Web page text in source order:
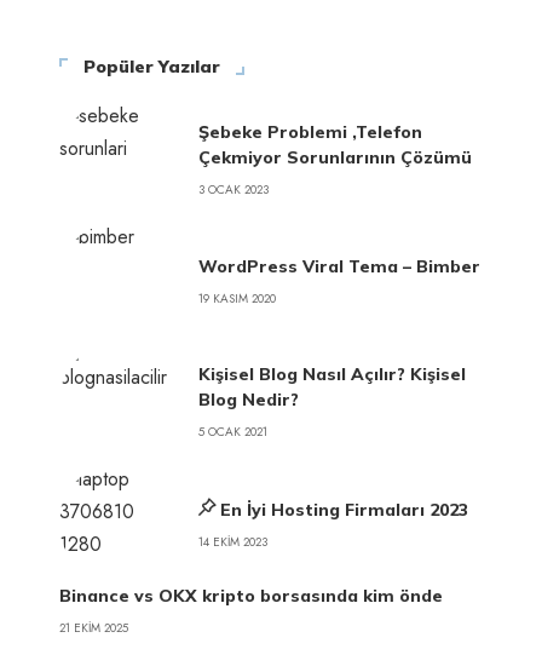
Popüler Yazılar
Şebeke Problemi ,Telefon
Çekmiyor Sorunlarının Çözümü
3 OCAK 2023
WordPress Viral Tema – Bimber
19 KASIM 2020
Kişisel Blog Nasıl Açılır? Kişisel
Blog Nedir?
5 OCAK 2021
En İyi Hosting Firmaları 2023
14 EKIM 2023
Binance vs OKX kripto borsasında kim önde
21 EKIM 2025